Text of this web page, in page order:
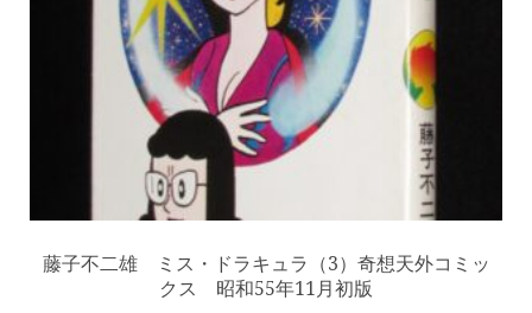
藤子不二雄 ミス・ドラキュラ（3）奇想天外コミッ
クス 昭和55年11月初版